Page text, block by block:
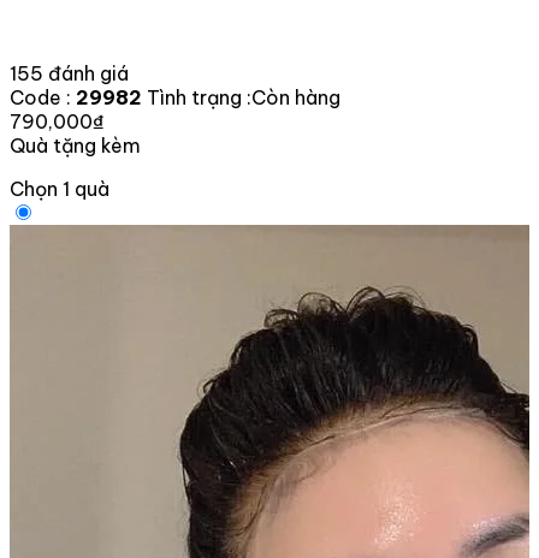
155 đánh giá
Code : 29982 Tình trạng :Còn hàng
790,000₫
Quà tặng kèm
Chọn 1 quà